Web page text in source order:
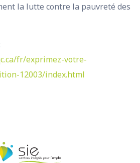
la lutte contre la pauvreté des
fr/exprimez-votre-
12003/index.html